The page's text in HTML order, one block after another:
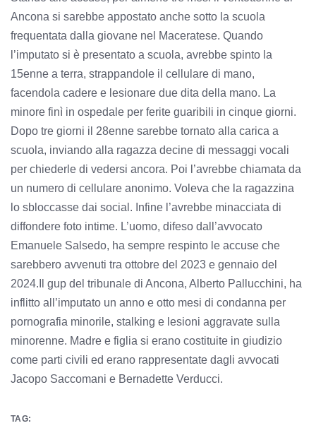
Ancona si sarebbe appostato anche sotto la scuola
frequentata dalla giovane nel Maceratese. Quando
l’imputato si è presentato a scuola, avrebbe spinto la
15enne a terra, strappandole il cellulare di mano,
facendola cadere e lesionare due dita della mano. La
minore finì in ospedale per ferite guaribili in cinque giorni.
Dopo tre giorni il 28enne sarebbe tornato alla carica a
scuola, inviando alla ragazza decine di messaggi vocali
per chiederle di vedersi ancora. Poi l’avrebbe chiamata da
un numero di cellulare anonimo. Voleva che la ragazzina
lo sbloccasse dai social. Infine l’avrebbe minacciata di
diffondere foto intime. L’uomo, difeso dall’avvocato
Emanuele Salsedo, ha sempre respinto le accuse che
sarebbero avvenuti tra ottobre del 2023 e gennaio del
2024.Il gup del tribunale di Ancona, Alberto Pallucchini, ha
inflitto all’imputato un anno e otto mesi di condanna per
pornografia minorile, stalking e lesioni aggravate sulla
minorenne. Madre e figlia si erano costituite in giudizio
come parti civili ed erano rappresentate dagli avvocati
Jacopo Saccomani e Bernadette Verducci.
TAG: